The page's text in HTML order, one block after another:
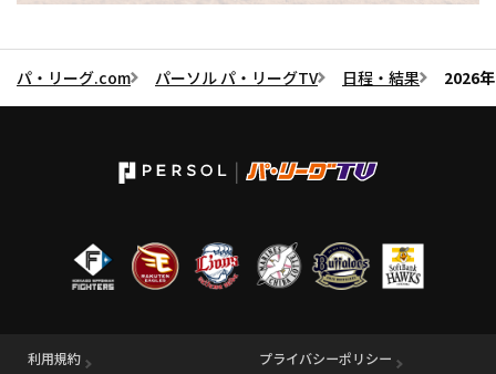
パ・リーグ.com パーソル パ・リーグTV 日程・結果 2026
利用規約 プライバシーポリシー